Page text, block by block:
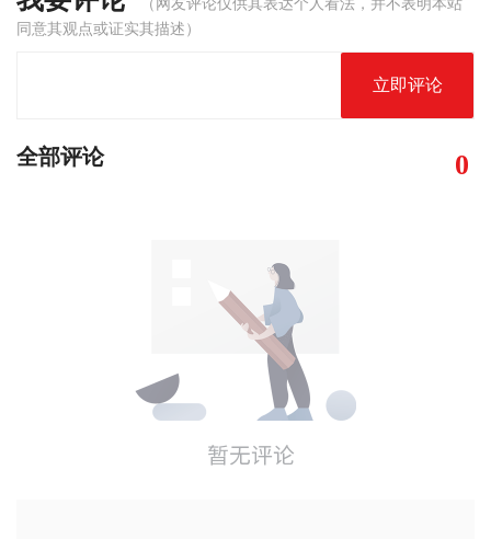
（网友评论仅供其表达个人看法，并不表明本站
同意其观点或证实其描述）
立即评论
全部评论 0